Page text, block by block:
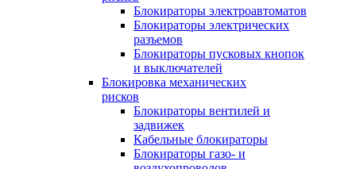
Блокираторы электроавтоматов
Блокираторы электрических
разъемов
Блокираторы пусковых кнопок
и выключателей
Блокировка механических
рисков
Блокираторы вентилей и
задвижек
Кабельные блокираторы
Блокираторы газо- и